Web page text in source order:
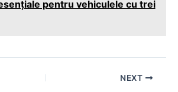
pentru vehiculele cu trei
NEXT